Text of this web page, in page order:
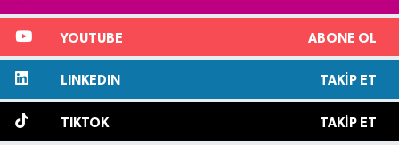
YOUTUBE ABONE OL
LINKEDIN TAKIP ET
TIKTOK TAKIP ET